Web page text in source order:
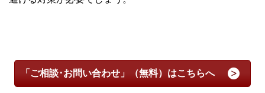
「ご相談･お問い合わせ」（無料）はこちらへ